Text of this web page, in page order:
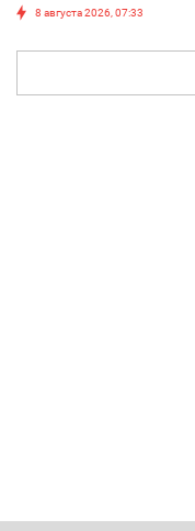
8 августа 2026, 07:33